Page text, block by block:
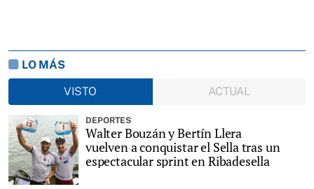
LO MÁS
VISTO
ACTUAL
DEPORTES
Walter Bouzán y Bertín Llera
vuelven a conquistar el Sella tras un
espectacular sprint en Ribadesella